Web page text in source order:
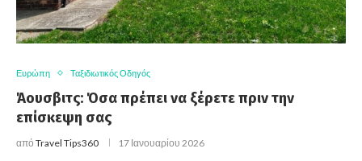
Ευρώπη Ταξιδιωτικός Οδηγός
Άουσβιτς: Όσα πρέπει να ξέρετε πριν την
επίσκεψη σας
από Travel Tips360 17 Ιανουαρίου 2026